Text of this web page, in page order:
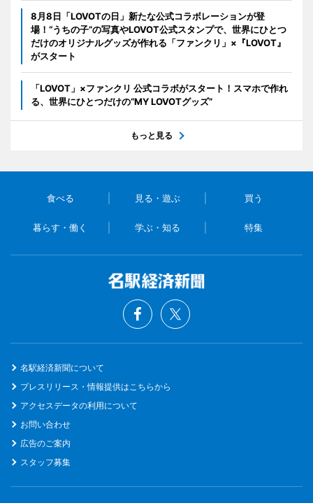
8月8日「LOVOTの日」新たな公式コラボレーションが登
場！“うちの子”の写真やLOVOT公式スタンプで、世界にひとつ
だけのオリジナルグッズが作れる「ファンクリ」×『LOVOT』
がスタート
「LOVOT」×ファンクリ 公式コラボがスタート！スマホで作れ
る、世界にひとつだけの“MY LOVOTグッズ”
もっと見る
食べる 見る・遊ぶ 買う
暮らす・働く 学ぶ・知る 特集
名駅経済新聞について
プレスリリース・情報提供はこちらから
アクセスデータの利用について
お問い合わせ
広告のご案内
スタッフ募集